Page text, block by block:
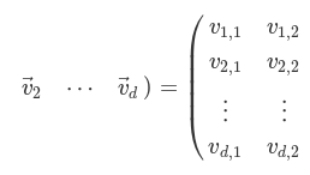
v⃗
2 ⋯ v⃗
d ) =
⎛
⎝
⎜
⎜⎜⎜⎜
v1,1
v2,1
⋮
vd,1
v1,2
v2,2
⋮
vd,2
⋯ →d) = 1,1 v1 ,2⋯